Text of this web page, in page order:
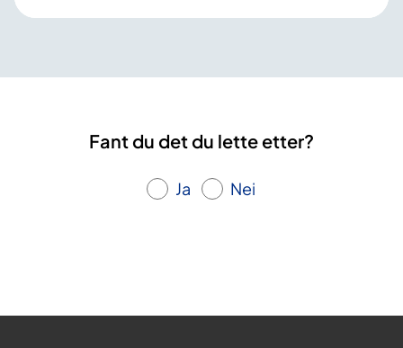
Fant du det du lette etter?
Ja Nei